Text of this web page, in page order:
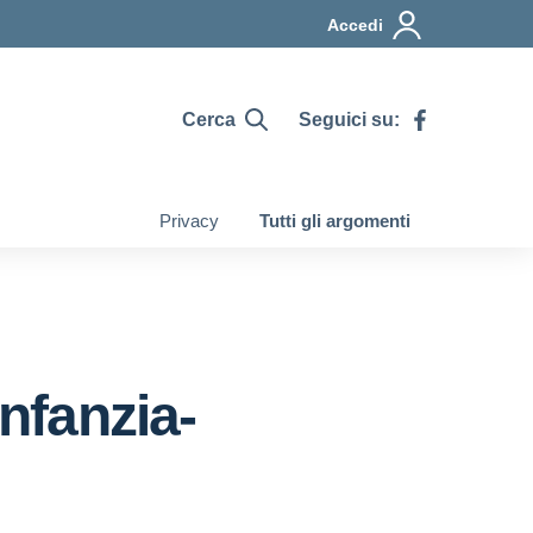
Accedi
Cerca Seguici su:
Privacy Tutti gli argomenti